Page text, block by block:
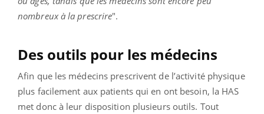
nombreux à la prescrire".
Des outils pour les médecins
Afin que les médecins prescrivent de l’activité physique
plus facilement aux patients qui en ont besoin, la HAS
met donc à leur disposition plusieurs outils. Tout